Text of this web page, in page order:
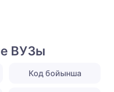
ВУЗы
Код бойынша